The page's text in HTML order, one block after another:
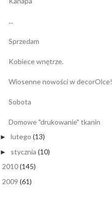
...
Sprzedam
Kobiece wnętrze.
Wiosenne nowości w decorOlce!
Sobota
Domowe "drukowanie" tkanin
► lutego (13)
► stycznia (10)
2010(145)
2009 (61)